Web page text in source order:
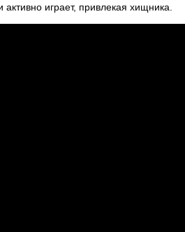
играет, привлекая хищника.